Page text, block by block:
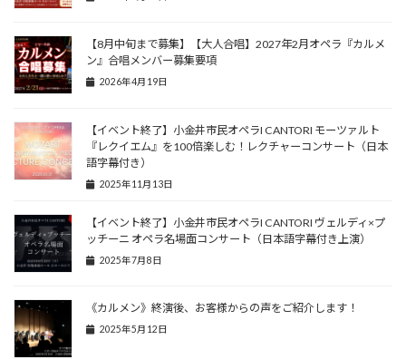
【8月中旬まで募集】【大人合唱】2027年2月オペラ『カルメ
ン』合唱メンバー募集要項
2026年4月19日
【イベント終了】小金井市民オペラI CANTORI モーツァルト
『レクイエム』を100倍楽しむ！レクチャーコンサート（日本
語字幕付き）
2025年11月13日
【イベント終了】小金井市民オペラI CANTORI ヴェルディ×プ
ッチーニ オペラ名場面コンサート（日本語字幕付き上演）
2025年7月8日
《カルメン》終演後、お客様からの声をご紹介します！
2025年5月12日